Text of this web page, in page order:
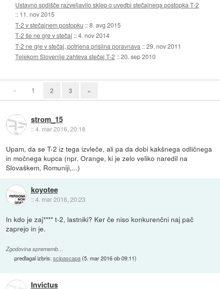
Ustavno sodišče razveljavilo sklep o uvedbi stečajnega postopka T-2
:: 11. nov 2015
T-2 v stečajnem postopku ::8. avg 2015
T-2 še ne gre v stečaj ::4. nov 2014
T-2 ne gre v stečaj, potrjena prisilna poravnava ::29. nov 2011
Telekom Slovenije zahteva stečaj T-2 ::20. sep 2010
« 1 2 3 »
strom_15
::4. mar 2016, 20:18
Upam, da se T-2 iz tega izvleče, ali pa da dobi kakšnega odličnega
in močnega kupca (npr. Orange, ki je zelo veliko naredil na
Slovaškem, Romuniji,...)
koyotee
::4. mar 2016, 20:23
In kdo je zaj**** t-2, lastniki? Ker če niso konkurenčni naj pač
zaprejo in je.
Zgodovina sprememb…
predlagal izbris:scipascapa(5. mar 2016 ob 09:11)
Invictus